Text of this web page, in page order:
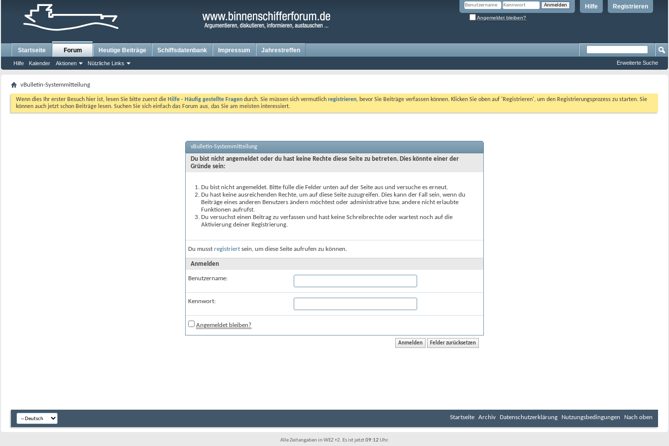
Registrieren
Hilfe
Angemeldet bleiben?
Startseite Forum
Hilfe Kalender Aktionen Nützliche Links
Heutige Beiträge Schiffsdatenbank Impressum Jahrestreffen
Erweiterte Suche
vBulletin-Systemmitteilung
Wenn dies Ihr erster Besuch hier ist, lesen Sie bitte zuerst die Hilfe - Häufig gestellte Fragen durch. Sie müssen sich vermutlich registrieren, bevor Sie Beiträge verfassen können. Klicken Sie oben auf 'Registrieren', um den Registrierungsprozess zu starten. Sie
können auch jetzt schon Beiträge lesen. Suchen Sie sich einfach das Forum aus, das Sie am meisten interessiert.
vBulletin-Systemmitteilung
Du bist nicht angemeldet oder du hast keine Rechte diese Seite zu betreten. Dies könnte einer der
Gründe sein:
Du bist nicht angemeldet. Bitte fülle die Felder unten auf der Seite aus und versuche es erneut.
Du hast keine ausreichenden Rechte, um auf diese Seite zuzugreifen. Dies kann der Fall sein, wenn du
Beiträge eines anderen Benutzers ändern möchtest oder administrative bzw. andere nicht erlaubte
Funktionen aufrufst.
Du versuchst einen Beitrag zu verfassen und hast keine Schreibrechte oder wartest noch auf die
Aktivierung deiner Registrierung.
Du musst registriert sein, um diese Seite aufrufen zu können.
Anmelden
Benutzername:
Kennwort:
Angemeldet bleiben?
Startseite Archiv Datenschutzerklärung Nutzungsbedingungen Nach oben
Alle Zeitangaben in WEZ +2. Es ist jetzt09:12 Uhr.